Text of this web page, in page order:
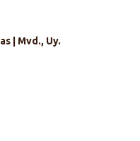
| Mvd., Uy.